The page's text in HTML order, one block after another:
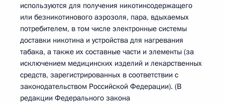
используются для получения никотинсодержащего
или безникотинового аэрозоля, пара, вдыхаемых
потребителем, в том числе электронные системы
доставки никотина и устройства для нагревания
табака, а также их составные части и элементы (за
исключением медицинских изделий и лекарственных
средств, зарегистрированных в соответствии с
законодательством Российской Федерации). (В
редакции Федерального закона